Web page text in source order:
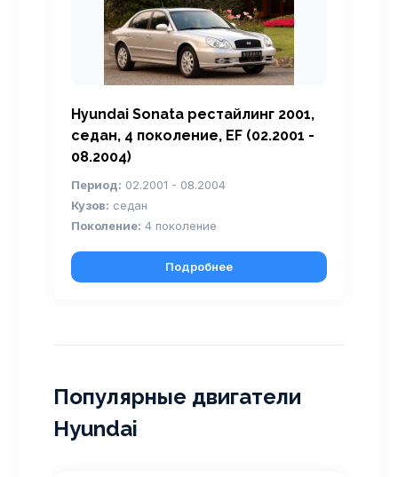
Hyundai Sonata рестайлинг 2001,
седан, 4 поколение, EF (02.2001 -
08.2004)
Период: 02.2001 - 08.2004
Кузов: седан
Поколение: 4 поколение
Подробнее
Популярные двигатели
Hyundai